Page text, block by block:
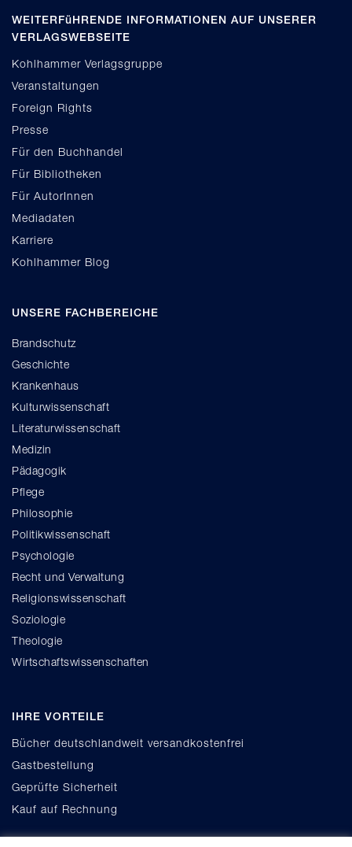
WEITERFüHRENDE INFORMATIONEN AUF UNSERER
VERLAGSWEBSEITE
Kohlhammer Verlagsgruppe
Veranstaltungen
Foreign Rights
Presse
Für den Buchhandel
Für Bibliotheken
Für AutorInnen
Mediadaten
Karriere
Kohlhammer Blog
UNSERE FACHBEREICHE
Brandschutz
Geschichte
Krankenhaus
Kulturwissenschaft
Literaturwissenschaft
Medizin
Pädagogik
Pflege
Philosophie
Politikwissenschaft
Psychologie
Recht und Verwaltung
Religionswissenschaft
Soziologie
Theologie
Wirtschaftswissenschaften
IHRE VORTEILE
Bücher deutschlandweit versandkostenfrei
Gastbestellung
Geprüfte Sicherheit
Kauf auf Rechnung